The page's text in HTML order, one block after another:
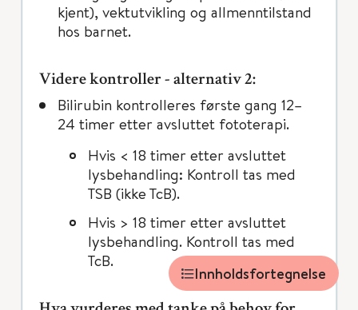
Innholdsfortegnelse
kjent), vektutvikling og allmenntilstand
hos barnet.
Videre kontroller - alternativ 2:
Bilirubin kontrolleres første gang 12–
24 timer etter avsluttet fototerapi.
Hvis < 18 timer etter avsluttet
lysbehandling: Kontroll tas med
TSB (ikke TcB).
Hvis > 18 timer etter avsluttet
lysbehandling. Kontroll tas med
TcB.